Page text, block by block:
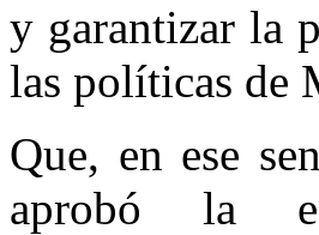
y garantizar la
las políticas de
Que, en ese
aprobó la